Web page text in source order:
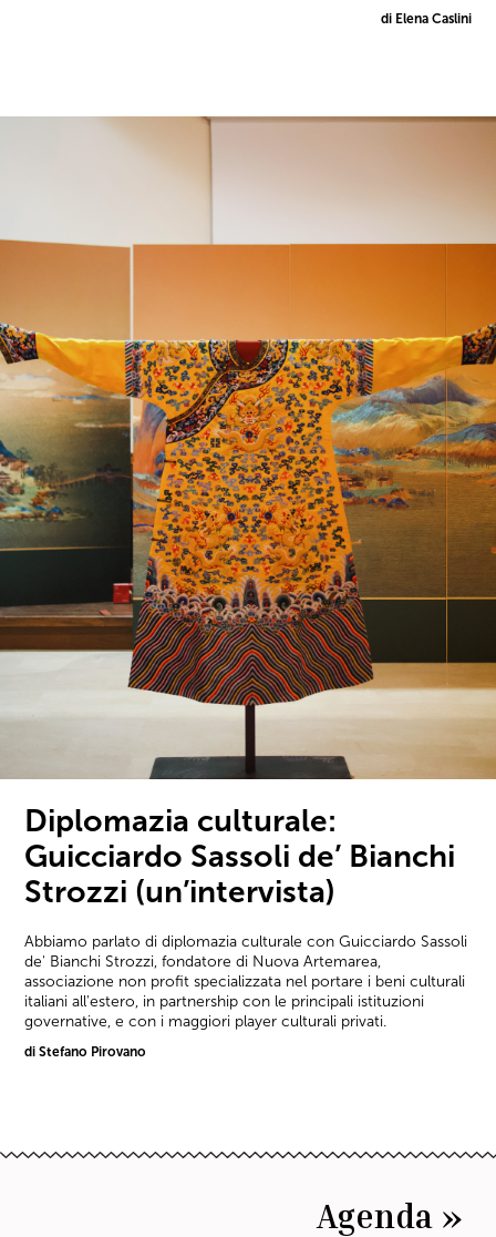
di Elena Caslini
Diplomazia culturale:
Guicciardo Sassoli de’ Bianchi
Strozzi (un’intervista)
Abbiamo parlato di diplomazia culturale con Guicciardo Sassoli
de' Bianchi Strozzi, fondatore di Nuova Artemarea,
associazione non profit specializzata nel portare i beni culturali
italiani all'estero, in partnership con le principali istituzioni
governative, e con i maggiori player culturali privati.
di Stefano Pirovano
Agenda »